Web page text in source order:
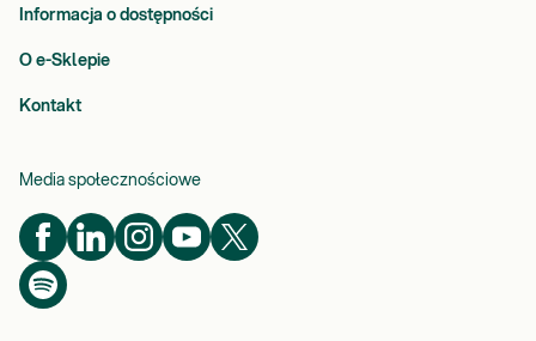
Informacja o dostępności
O e-Sklepie
Kontakt
Media społecznościowe